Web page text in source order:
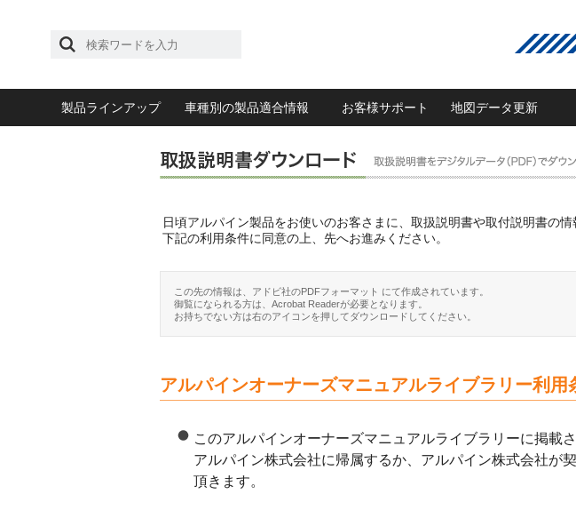
製品ラインアップ 車種別の製品適合情報 お客様サポート 地図データ更新
日頃アルパイン製品をお使いのお客さまに、取扱説明書や取付説明書の情
下記の利用条件に同意の上、先へお進みください。
この先の情報は、アドビ社のPDFフォーマット にて作成されています。
御覧になられる方は、Acrobat Readerが必要となります。
お持ちでない方は右のアイコンを押してダウンロードしてください。
アルパインオーナーズマニュアルライブラリー利用
このアルパインオーナーズマニュアルライブラリーに掲載
アルパイン株式会社に帰属するか、アルパイン株式会社が
頂きます。